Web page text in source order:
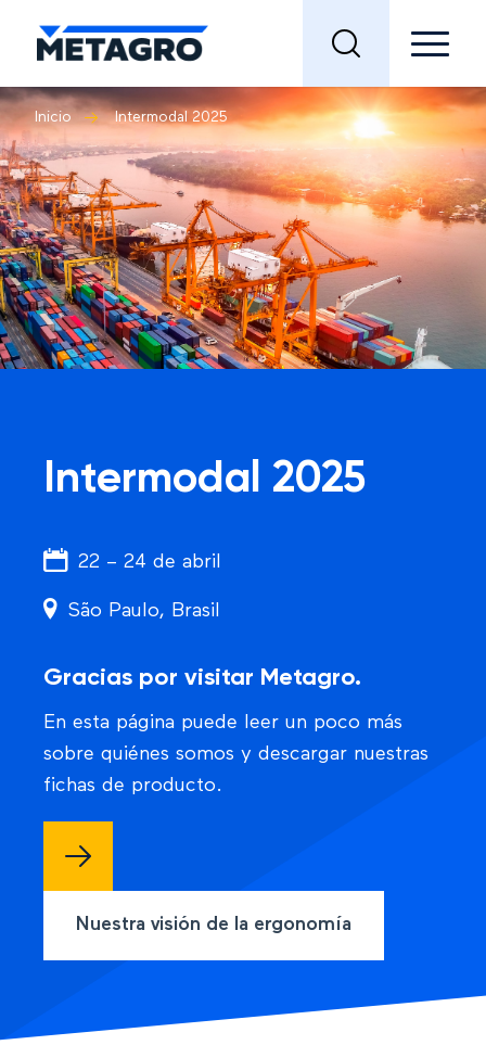
Inicio Intermodal 2025
Intermodal 2025
22 – 24 de abril
São Paulo, Brasil
Gracias por visitar Metagro.
En esta página puede leer un poco más
sobre quiénes somos y descargar nuestras
fichas de producto.
Nuestra visión de la ergonomía